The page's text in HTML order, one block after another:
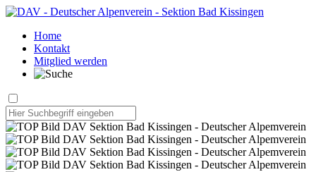
Home
Kontakt
Mitglied werden